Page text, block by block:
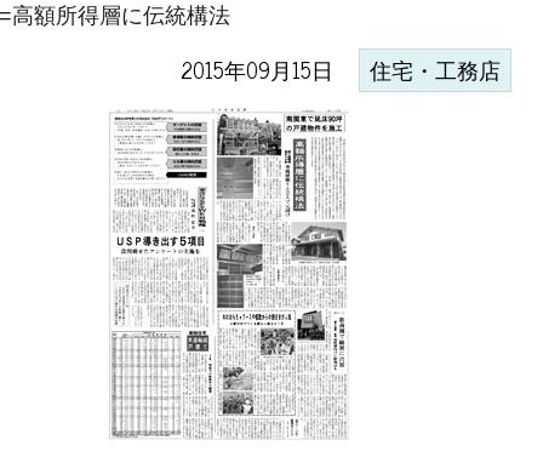
高額所得層に伝統構法
2015年09月15日 住宅・工務店